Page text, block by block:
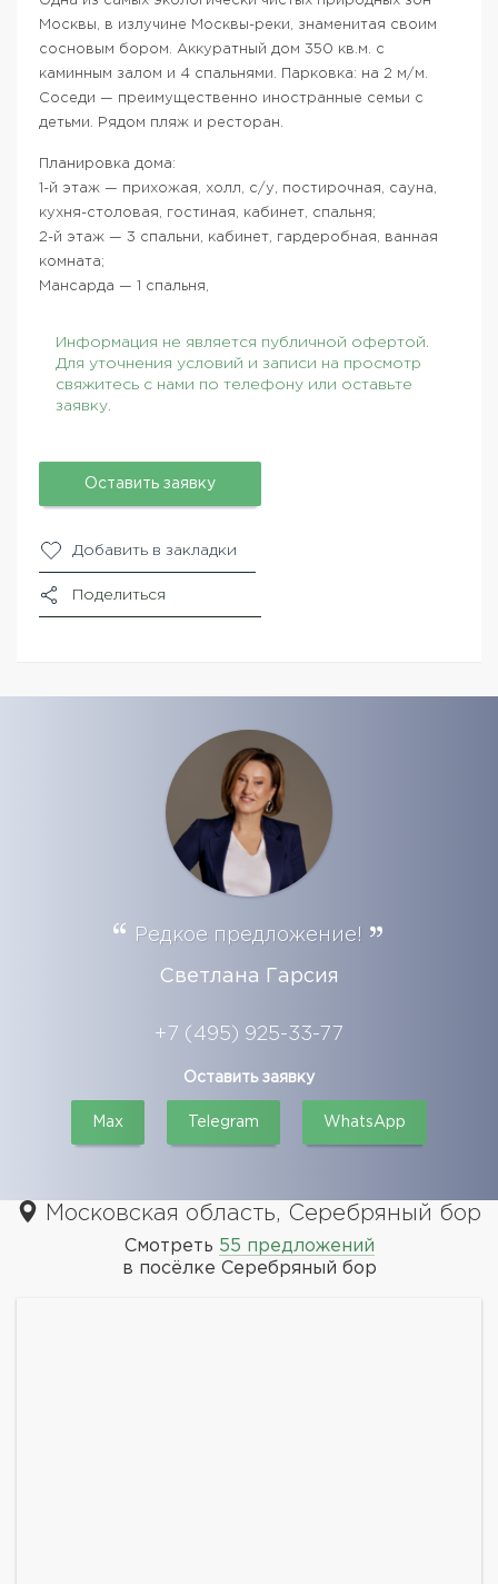
Москвы, в излучине Москвы-реки, знаменитая своим
сосновым бором. Аккуратный дом 350 кв.м. с
каминным залом и 4 спальнями. Парковка: на 2 м/м.
Соседи — преимущественно иностранные семьи с
детьми. Рядом пляж и ресторан.
Планировка дома:
1-й этаж — прихожая, холл, с/у, постирочная, сауна,
кухня-столовая, гостиная, кабинет, спальня;
2-й этаж — 3 спальни, кабинет, гардеробная, ванная
комната;
Мансарда — 1 спальня,
Информация не является публичной офертой.
Для уточнения условий и записи на просмотр
свяжитесь с нами по телефону или оставьте
заявку.
Оставить заявку
Добавить в закладки
Поделиться
Редкое предложение!
Светлана Гарсия
+7 (495) 925-33-77
Оставить заявку
Max Telegram WhatsApp
Московская область, Серебряный бор
Смотреть 55 предложений
в посёлке Серебряный бор